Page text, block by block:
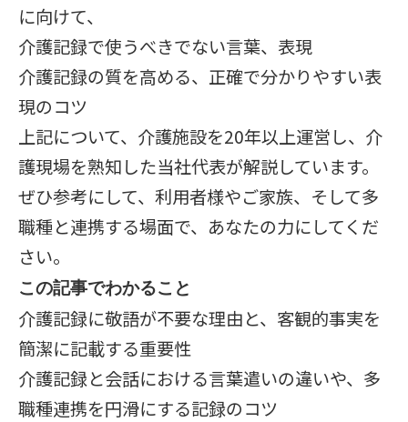
に向けて、
介護記録で使うべきでない言葉、表現
介護記録の質を高める、正確で分かりやすい表
現のコツ
上記について、介護施設を20年以上運営し、介
護現場を熟知した当社代表が解説しています。
ぜひ参考にして、利用者様やご家族、そして多
職種と連携する場面で、あなたの力にしてくだ
さい。
この記事でわかること
介護記録に敬語が不要な理由と、客観的事実を
簡潔に記載する重要性
介護記録と会話における言葉遣いの違いや、多
職種連携を円滑にする記録のコツ